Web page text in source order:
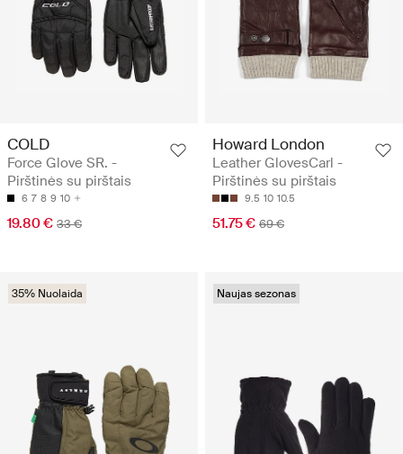
COLD
Force Glove SR. -
Pirštinės su pirštais
6 7 8 9 10
19.80 € 33 €
Howard London
Leather GlovesCarl -
Pirštinės su pirštais
9.5 10 10.5
51.75 € 69 €
35% Nuolaida Naujas sezonas